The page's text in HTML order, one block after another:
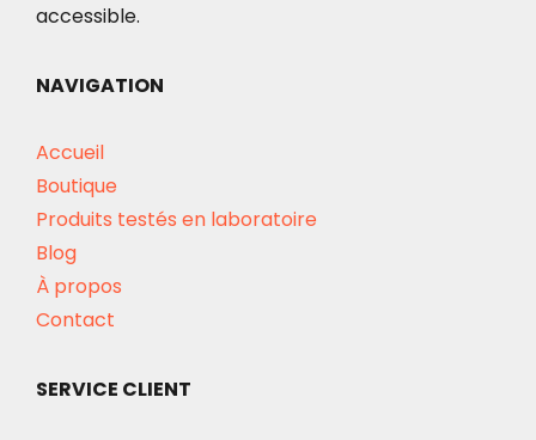
accessible.
NAVIGATION
Accueil
Boutique
Produits testés en laboratoire
Blog
À propos
Contact
SERVICE CLIENT